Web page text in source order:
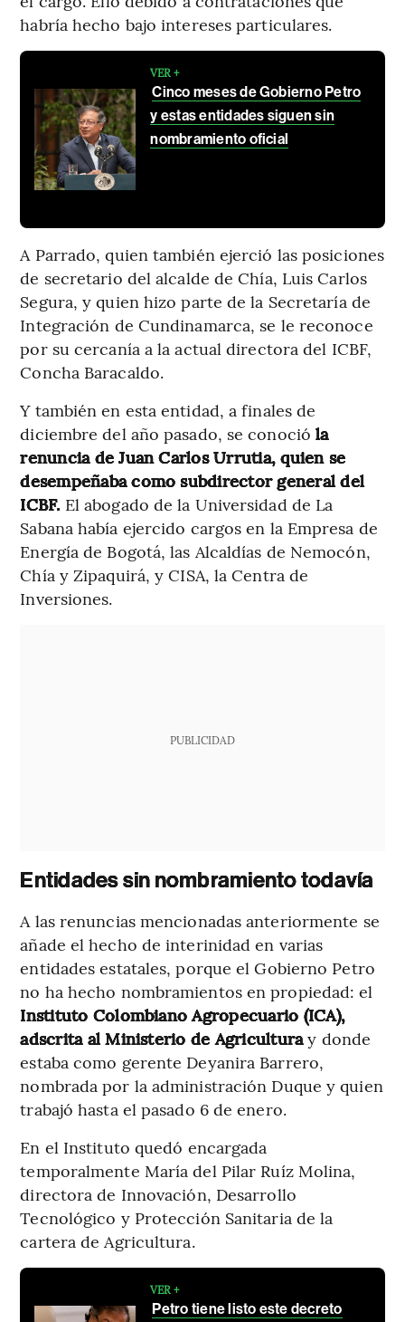
habría hecho bajo intereses particulares.
VER +
Cinco meses de Gobierno Petro
y estas entidades siguen sin
nombramiento oficial
A Parrado, quien también ejerció las posiciones
de secretario del alcalde de Chía, Luis Carlos
Segura, y quien hizo parte de la Secretaría de
Integración de Cundinamarca, se le reconoce
por su cercanía a la actual directora del ICBF,
Concha Baracaldo.
Y también en esta entidad, a finales de
diciembre del año pasado, se conoció la
renuncia de Juan Carlos Urrutia, quien se
desempeñaba como subdirector general del
ICBF. El abogado de la Universidad de La
Sabana había ejercido cargos en la Empresa de
Energía de Bogotá, las Alcaldías de Nemocón,
Chía y Zipaquirá, y CISA, la Centra de
Inversiones.
PUBLICIDAD
Entidades sin nombramiento todavía
A las renuncias mencionadas anteriormente se
añade el hecho de interinidad en varias
entidades estatales, porque el Gobierno Petro
no ha hecho nombramientos en propiedad: el
Instituto Colombiano Agropecuario (ICA),
adscrita al Ministerio de Agriculturay donde
estaba como gerente Deyanira Barrero,
nombrada por la administración Duque y quien
trabajó hasta el pasado 6 de enero.
En el Instituto quedó encargada
temporalmente María del Pilar Ruíz Molina,
directora de Innovación, Desarrollo
Tecnológico y Protección Sanitaria de la
cartera de Agricultura.
VER +
Petro tiene listo este decreto